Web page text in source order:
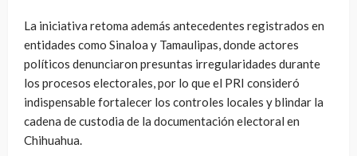
La iniciativa retoma además antecedentes registrados en
entidades como Sinaloa y Tamaulipas, donde actores
políticos denunciaron presuntas irregularidades durante
los procesos electorales, por lo que el PRI consideró
indispensable fortalecer los controles locales y blindar la
cadena de custodia de la documentación electoral en
Chihuahua.